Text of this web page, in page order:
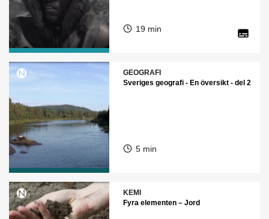
19 min
GEOGRAFI
Sveriges geografi - En översikt - del 2
5 min
KEMI
Fyra elementen – Jord